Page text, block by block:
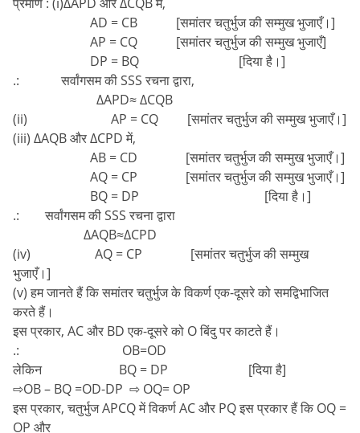
AD = CB [समांतर चतुर्भुज की सम्मुख भुजाएँ।]
AP = CQ [समांतर चतुर्भुज की सम्मुख भुजाएँ]
DP = BQ [दिया है।]
.: सर्वांगसम की SSS रचना द्वारा,
∆APD≈ ∆CQB
(ii) AP = CQ [समांतर चतुर्भुज की सम्मुख भुजाएँ।]
(iii) ∆AQB और ∆CPD में,
AB = CD [समांतर चतुर्भुज की सम्मुख भुजाएँ।]
AQ = CP [समांतर चतुर्भुज की सम्मुख भुजाएँ।]
BQ = DP [दिया है।]
.: सर्वांगसम की SSS रचना द्वारा
∆AQB≈∆CPD
(iv) AQ = CP [समांतर चतुर्भुज की सम्मुख
भुजाएँ।]
(v) हम जानते हैं कि समांतर चतुर्भुज के विकर्ण एक-दूसरे को समद्विभाजित
करते हैं।
इस प्रकार, AC और BD एक-दूसरे को O बिंदु पर काटते हैं।
.: OB=OD
लेकिन BQ = DP [दिया है]
⇨OB – BQ =OD-DP ⇨ OQ= OP
इस प्रकार, चतुर्भुज APCQ में विकर्ण AC और PQ इस प्रकार हैं कि OQ =
OP और